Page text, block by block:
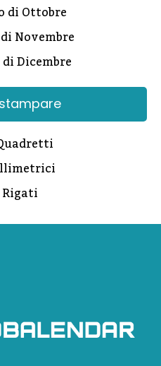
di Ottobre
Novembre
Dicembre